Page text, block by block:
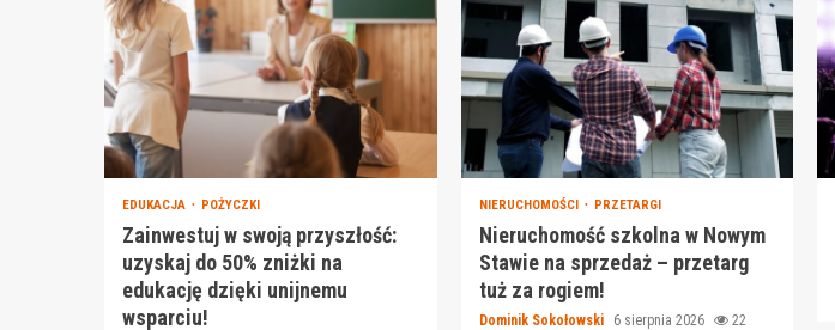
EDUKACJA POŻYCZKI
Zainwestuj w swoją przyszłość:
uzyskaj do 50% zniżki na
edukację dzięki unijnemu
wsparciu!
NIERUCHOMOŚCI PRZETARGI
Nieruchomość szkolna w Nowym
Stawie na sprzedaż – przetarg
tuż za rogiem!
Dominik Sokołowski 6 sierpnia 2026 22